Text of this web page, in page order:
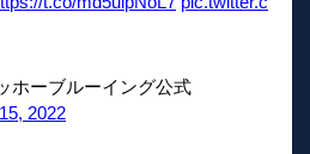
ホーブルーイング公式
2022